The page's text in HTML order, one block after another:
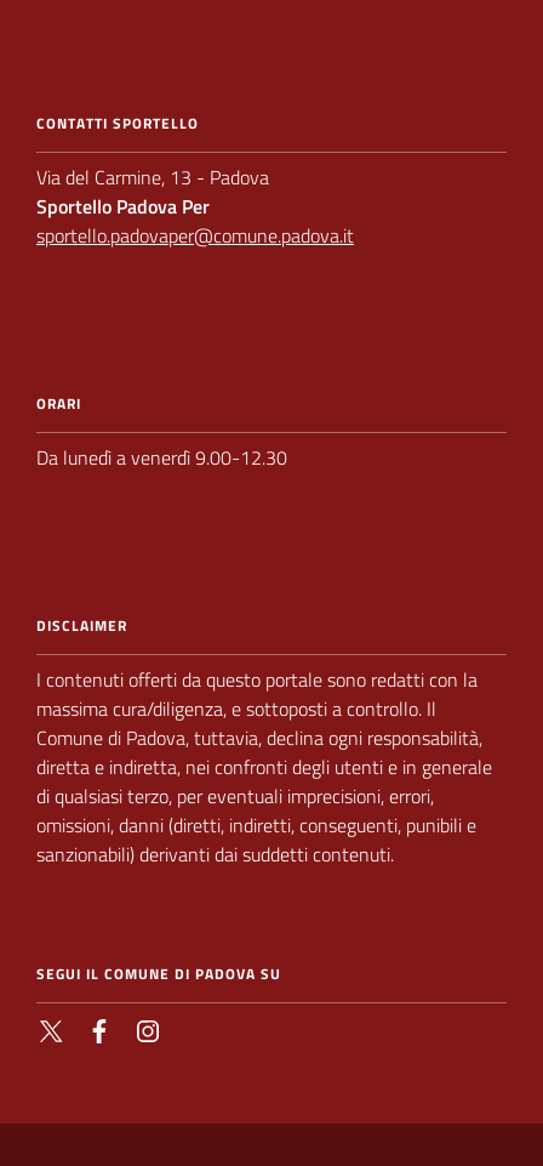
CONTATTI SPORTELLO
Via del Carmine, 13 - Padova
Sportello Padova Per
sportello.padovaper@comune.padova.it
ORARI
Da lunedì a venerdì 9.00-12.30
DISCLAIMER
I contenuti offerti da questo portale sono redatti con la
massima cura/diligenza, e sottoposti acontrollo. Il
Comune di Padova,tuttavia, declina ogni responsabilità,
diretta e indiretta, neiconfronti degli utenti e in generale
di qualsiasi terzo, per eventuali imprecisioni, errori,
omissioni, danni (diretti, indiretti, conseguenti, punibili e
sanzionabili) derivanti dai suddetti contenuti.
SEGUI IL COMUNE DI PADOVA SU
Facebook